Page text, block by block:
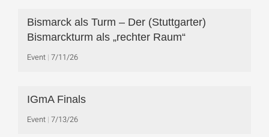
Bismarck als Turm – Der (Stuttgarter)
Bismarckturm als „rechter Raum“
Event 7/11/26
IGmA Finals
Event 7/13/26